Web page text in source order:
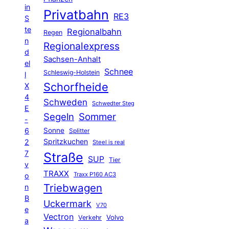
in
S
te
n
d
el
l
X
4
E
-
6
2
7
v
o
n
B
e
a
Privatbahn RE3
Regen Regionalbahn
Regionalexpress
Sachsen-Anhalt
Schleswig-Holstein Schnee
Schorfheide
Schweden Schwedter Steg
Segeln Sommer
Sonne Splitter
Spritzkuchen Steel is real
Straße SUP Tier
TRAXX Traxx P160 AC3
Triebwagen
Uckermark V70
Vectron Verkehr Volvo